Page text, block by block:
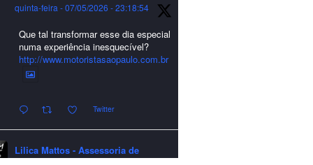
quinta-feira - 07/05/2026 - 23:18:54
Que tal transformar esse dia especial
numa experiência inesquecível?
http://www.motoristasaopaulo.com.br
Twitter
Lilica Mattos - Assessoria de